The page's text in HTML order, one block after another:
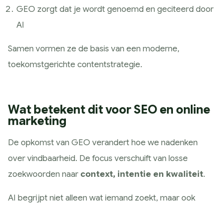
GEO zorgt dat je wordt genoemd en geciteerd door
AI
Samen vormen ze de basis van een moderne,
toekomstgerichte contentstrategie.
Wat betekent dit voor SEO en online
marketing
De opkomst van GEO verandert hoe we nadenken
over vindbaarheid. De focus verschuift van losse
zoekwoorden naar context, intentie en kwaliteit.
AI begrijpt niet alleen wat iemand zoekt, maar ook